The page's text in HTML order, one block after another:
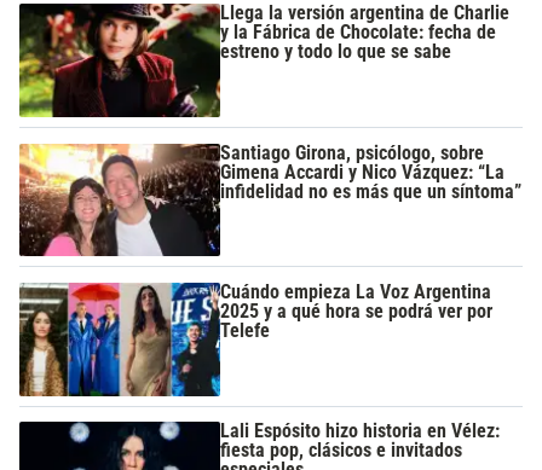
Llega la versión argentina de Charlie
y la Fábrica de Chocolate: fecha de
estreno y todo lo que se sabe
Santiago Girona, psicólogo, sobre
Gimena Accardi y Nico Vázquez: “La
infidelidad no es más que un síntoma”
Cuándo empieza La Voz Argentina
2025 y a qué hora se podrá ver por
Telefe
Lali Espósito hizo historia en Vélez:
fiesta pop, clásicos e invitados